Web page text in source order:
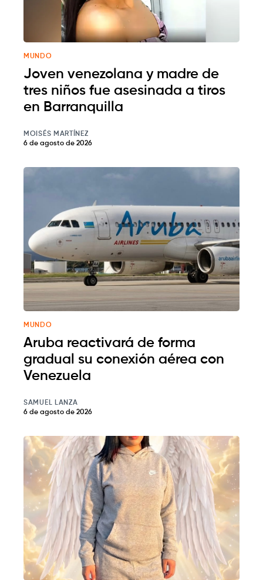
MUNDO
Joven venezolana y madre de
tres niños fue asesinada a tiros
en Barranquilla
MOISÉS MARTÍNEZ
6 de agosto de 2026
MUNDO
Aruba reactivará de forma
gradual su conexión aérea con
Venezuela
SAMUEL LANZA
6 de agosto de 2026